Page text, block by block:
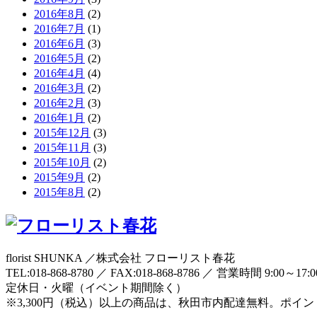
2016年8月 (2)
2016年7月 (1)
2016年6月 (3)
2016年5月 (2)
2016年4月 (4)
2016年3月 (2)
2016年2月 (3)
2016年1月 (2)
2015年12月 (3)
2015年11月 (3)
2015年10月 (2)
2015年9月 (2)
2015年8月 (2)
florist SHUNKA ／株式会社 フローリスト春花
TEL:018-868-8780 ／ FAX:018-868-8786 ／ 営業時間 9:00～
定休日・火曜（イベント期間除く）
※3,300円（税込）以上の商品は、秋田市内配達無料。ポイン